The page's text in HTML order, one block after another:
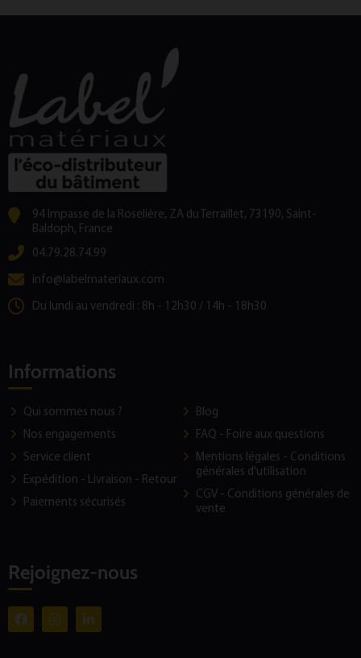
94 Impasse de la Roselière, ZA du Terraillet, 73190, Saint-
Baldoph, France
04.79.28.74.99
info@labelmateriaux.com
Du lundi au vendredi : 8h - 12h30 / 14h - 18h30
Informations
Qui sommes nous ?
Nos engagements
Service client
Expédition - Livraison - Retour
Paiements sécurisés
Blog
FAQ - Foire aux questions
Mentions légales - Conditions
générales d'utilisation
CGV - Conditions générales de
vente
Rejoignez-nous